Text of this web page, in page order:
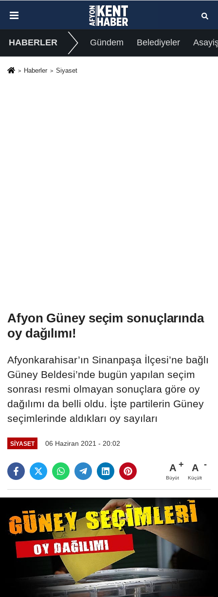
HABERLER Gündem Belediyeler
Haberler Siyaset
Afyon Güney seçim sonuçlarında
oy dağılımı!
Afyonkarahisar’ın Sinanpaşa İlçesi’ne bağlı
Güney Beldesi’nde bugün yapılan seçim
sonrası resmi olmayan sonuçlara göre oy
dağılımı da belli oldu. İşte partilerin Güney
seçimlerinde aldıkları oy sayıları
SIYASET 06 Haziran 2021 - 20:02
A
Büyüt
A
Küçült